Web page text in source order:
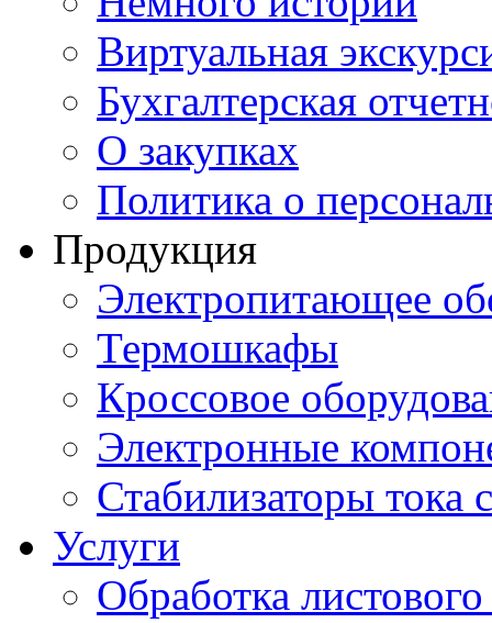
Виртуальная
Бухгалтерская
О закупках
Политика о
Продукция
Электропитающее
Термошкафы
Кроссовое
Электронные
Стабилизаторы тока
Услуги
Обработка